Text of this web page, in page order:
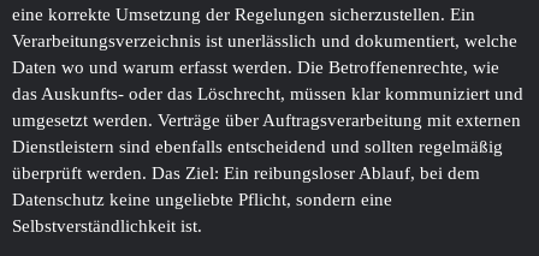
eine korrekte Umsetzung der Regelungen sicherzustellen. Ein
Verarbeitungsverzeichnis ist unerlässlich und dokumentiert, welche
Daten wo und warum erfasst werden. Die Betroffenenrechte, wie
das Auskunfts- oder das Löschrecht, müssen klar kommuniziert und
umgesetzt werden. Verträge über Auftragsverarbeitung mit externen
Dienstleistern sind ebenfalls entscheidend und sollten regelmäßig
überprüft werden. Das Ziel: Ein reibungsloser Ablauf, bei dem
Datenschutz keine ungeliebte Pflicht, sondern eine
Selbstverständlichkeit ist.